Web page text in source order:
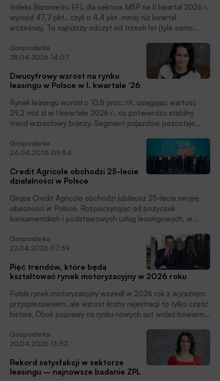
Indeks Barometru EFL dla sektora MŚP na II kwartał 2026 r.
wyniósł 47,7 pkt., czyli o 4,4 pkt. mniej niż kwartał
wcześniej. To najniższy odczyt od trzech lat (tyle samo
pogarszających się nastrojów w sektorze MŚP. Najmocniej
osłabły prognozy sprzedaży, bo tylko 9 proc. firm liczy na jej
wzrost, podczas gdy w poprzednim kwartale było to 21
proc. W ślad za słabszymi oczekiwaniami sprzedażowymi
pogorszyły się także prognozy dotyczące płynności
finansowej i korzystania z zewnętrznego finansowania, co
pokazuje, że firmy coraz ostrożniej patrzą na najbliższe
miesiące, czytamy w informacji prasowej.
Gospodarka
28.04.2026 14:07
Dwucyfrowy wzrost na rynku
leasingu w Polsce w I. kwartale ‘26
Rynek leasingu wzrósł o 10,8 proc. r/r, osiągając wartość
29,2 mld zł w I kwartale 2026 r., co potwierdza stabilny
trend wzrostowy branży. Segment pojazdów pozostaje
odnotowano w finansowaniu pojazdów ciężkich (19 proc.
r/r). Maszyny i urządzenia rosną umiarkowanie (8,8 proc. r/r)
przy wyraźnym zróżnicowaniu sektorowym – dynamiczne
wzrosty w części kategorii kontrastują ze spadkami m.in. w
rolnictwie, czytamy w informacji prasowej ZPL.
Gospodarka
24.04.2026 09:54
Credit Agricole obchodzi 25-lecie
działalności w Polsce
Grupa Credit Agricole obchodzi jubileusz 25-lecia swojej
obecności w Polsce. Rozpoczynając od pożyczek
konsumenckich i podstawowych usług leasingowych, w
relacyjny bankowości uniwersalnej, uzupełniony o gamę
dodatkowych usług finansowych, ubezpieczeniowych i
inwestycyjnych, zdobywając uznanie klientów i stabilną
pozycję rynkową, czytamy w informacji prasowej.
Gospodarka
22.04.2026 07:59
Pięć trendów, które będą
kształtować rynek motoryzacyjny w 2026 roku
Polski rynek motoryzacyjny wszedł w 2026 rok z wyraźnym
przyspieszeniem, ale wzrost liczby rejestracji to tylko część
historii. Obok poprawy na rynku nowych aut widać bowiem
uwagę, że słabnie import samochodów używanych z
zagranicy, rośnie udział marek chińskich, przyspiesza
elektryfikacja, a firmy coraz częściej wybierają nie sam
zakup pojazdu, lecz przewidywalny model jego
użytkowania. Z perspektywy finansowania to znak, że rynek
Gospodarka
20.04.2026 13:52
Rekord satysfakcji w sektorze
leasingu – najnowsze badanie ZPL